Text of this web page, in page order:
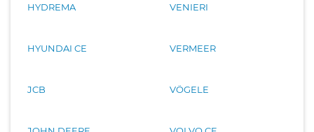
HYDREMA
HYUNDAI CE
JCB
VENIERI
VERMEER
VÖGELE